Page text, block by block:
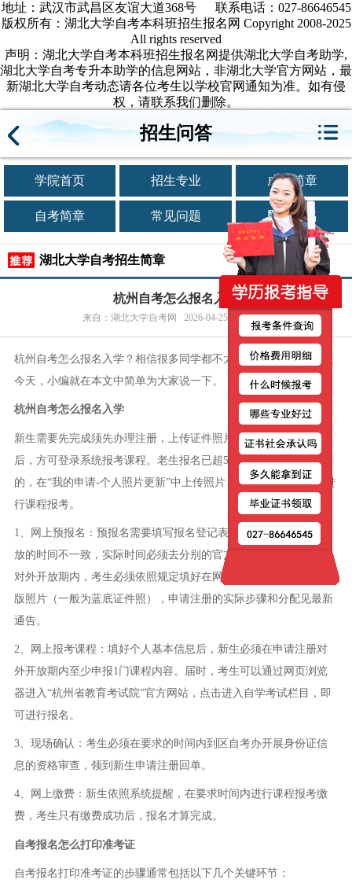
地址：武汉市武昌区友谊大道368号 联系电话：027-86646545
版权所有：湖北大学自考本科班招生报名网 Copyright 2008-2025
All rights reserved
声明：湖北大学自考本科班招生报名网提供湖北大学自考助学,
湖北大学自考专升本助学的信息网站，非湖北大学官方网站，最
新湖北大学自考动态请各位考生以学校官网通知为准。如有侵
权，请联系我们删除。
招生问答
学院首页 招生专业 成考简章
自考简章 常见问题 网上报名
湖北大学自考招生简章
杭州自考怎么报名入学
来自：湖北大学自考网 2026-04-25 浏览1次
杭州自考怎么报名入学？相信很多同学都不太清楚这个问题，那么
今天，小编就在本文中简单为大家说一下。
杭州自考怎么报名入学
新生需要先完成须先办理注册，上传证件照片，待注册审核通过
后，方可登录系统报考课程。老生报名已超5年但未更新近期照片
的，在“我的申请-个人照片更新”中上传照片，经审核通过后，再进
行课程报考。
1、网上预报名：预报名需要填写报名登记表，各省市网址对外开
放的时间不一致，实际时间必须去分别的官方网站查询。申请注册
对外开放期内，考生必须依照规定填好在网上基本信息，提交电子
版照片（一般为蓝底证件照），申请注册的实际步骤和分配见最新
通告。
2、网上报考课程：填好个人基本信息后，新生必须在申请注册对
外开放期内至少申报1门课程内容。届时，考生可以通过网页浏览
器进入“杭州省教育考试院”官方网站，点击进入自学考试栏目，即
可进行报名。
3、现场确认：考生必须在要求的时间内到区自考办开展身份证信
息的资格审查，领到新生申请注册回单。
4、网上缴费：新生依照系统提醒，在要求时间内进行课程报考缴
费，考生只有缴费成功后，报名才算完成。
自考报名怎么打印准考证
自考报名打印准考证的步骤通常包括以下几个关键环节：